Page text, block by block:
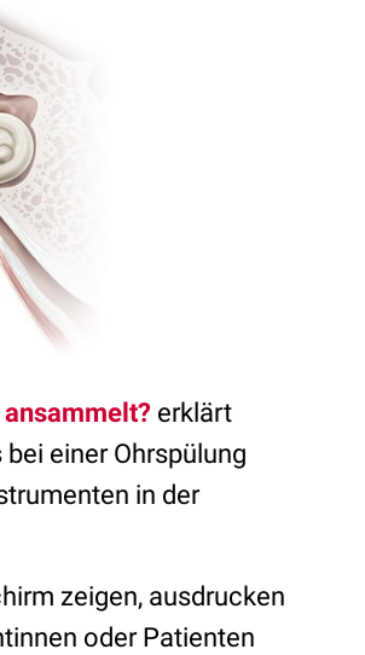
erklärt
einer Ohrspülung
in der
zeigen, ausdrucken
oder Patienten